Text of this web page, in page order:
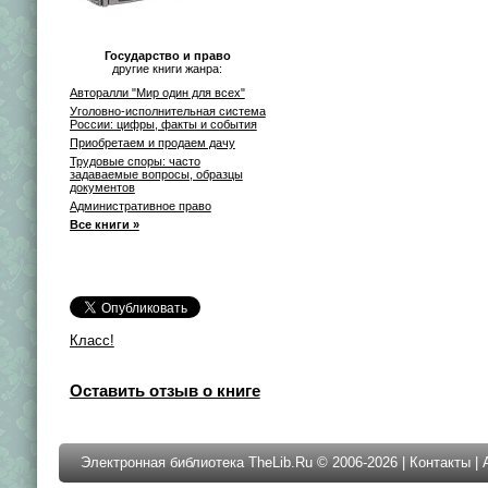
Государство и право
другие книги жанра:
Авторалли "Мир один для всех"
Уголовно-исполнительная система
России: цифры, факты и события
Приобретаем и продаем дачу
Трудовые споры: часто
задаваемые вопросы, образцы
документов
Административное право
Все книги »
Класс!
Оставить отзыв о книге
Электронная библиотека TheLib.Ru © 2006-2026 | Контакты|